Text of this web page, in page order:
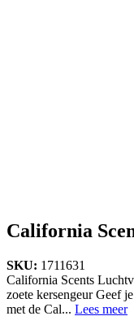
California
SKU: 1711631
California Scents
zoete kersengeur Geef
met de Cal... Lees meer